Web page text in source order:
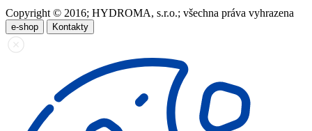
Copyright © 2016; HYDROMA, s.r.o.; všechna práva vyhrazena
e-shop Kontakty